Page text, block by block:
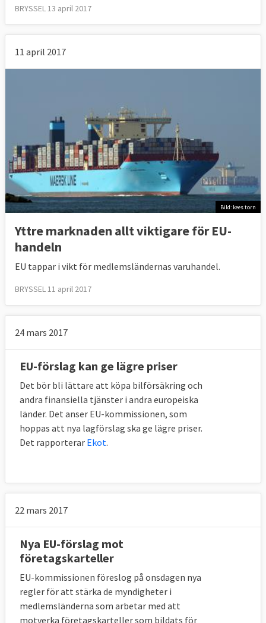
BRYSSEL 13 april 2017
11 april 2017
Bild: kees torn
Yttre marknaden allt viktigare för EU-
handeln
EU tappar i vikt för medlemsländernas varuhandel.
BRYSSEL 11 april 2017
24 mars 2017
EU-förslag kan ge lägre priser
Det bör bli lättare att köpa bilförsäkring och
andra finansiella tjänster i andra europeiska
länder. Det anser EU-kommissionen, som
hoppas att nya lagförslag ska ge lägre priser.
Det rapporterar Ekot.
22 mars 2017
Nya EU-förslag mot
företagskarteller
EU-kommissionen föreslog på onsdagen nya
regler för att stärka de myndigheter i
medlemsländerna som arbetar med att
motverka företagskarteller som bildats för